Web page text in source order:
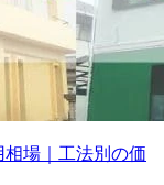
相場｜工法別の価